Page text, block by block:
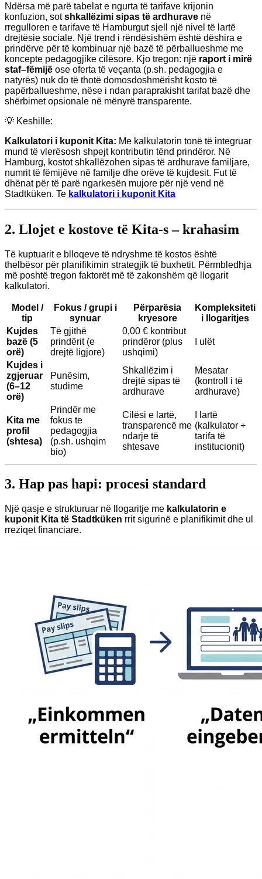
Ndërsa më parë tabelat e ngurta të tarifave krijonin
konfuzion, sotshkallëzimi sipas të ardhurave në
rregulloren e tarifave të Hamburgut sjell një nivel të lartë
drejtësie sociale. Një trend i rëndësishëm është dëshira e
prindërve për të kombinuar një bazë të përballueshme me
koncepte pedagogjike cilësore. Kjo tregon: një raport i mirë
staf–fëmijë ose oferta të veçanta (p.sh. pedagogjia e
natyrës) nuk do të thotë domosdoshmërisht kosto të
papërballueshme, nëse i ndan paraprakisht tarifat bazë dhe
shërbimet opsionale në mënyrë transparente.
💡 Keshille:
Kalkulatori i kuponit Kita: Me kalkulatorin tonë të integruar
mund të vlerësosh shpejt kontributin tënd prindëror. Në
Hamburg, kostot shkallëzohen sipas të ardhurave familjare,
numrit të fëmijëve në familje dhe orëve të kujdesit. Fut të
dhënat për të parë ngarkesën mujore për një vend në
Stadtküken. Te kalkulatori i kuponit Kita
2. Llojet e kostove të Kita-s – krahasim
Të kuptuarit e blloqeve të ndryshme të kostos është
thelbësor për planifikimin strategjik të buxhetit. Përmbledhja
më poshtë tregon faktorët më të zakonshëm që llogarit
kalkulatori.
Model /
tip
Fokus / grupi i
synuar
Përparësia
kryesore
Kompleksiteti
i llogaritjes
Kujdes
bazë (5
orë)
Të gjithë
prindërit (e
drejtë ligjore)
0,00 € kontribut
prindëror (plus
ushqimi)
I ulët
Kujdes i
zgjeruar
(6–12
orë)
Punësim,
studime
Shkallëzim i
drejtë sipas të
ardhurave
Mesatar
(kontroll i të
ardhurave)
Kita me
profil
(shtesa)
Prindër me
fokus te
pedagogjia
(p.sh. ushqim
bio)
Cilësi e lartë,
transparencë me
ndarje të
shtesave
I lartë
(kalkulator +
tarifa të
institucionit)
3. Hap pas hapi: procesi standard
Një qasje e strukturuar në llogaritje me kalkulatorin e
kuponit Kita të Stadtküken rrit sigurinë e planifikimit dhe ul
rreziqet financiare.